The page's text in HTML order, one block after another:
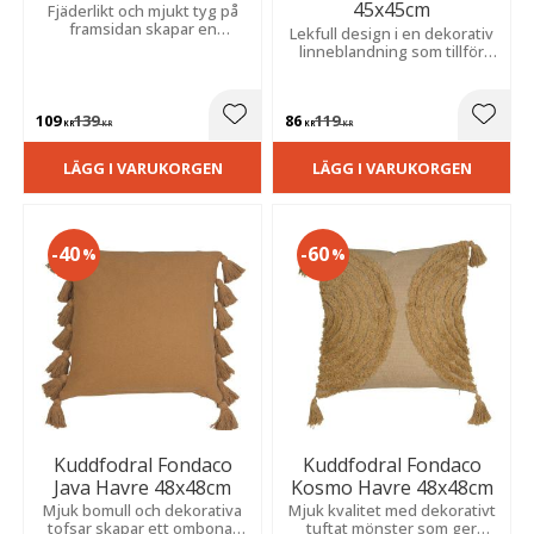
Fjäderlikt och mjukt tyg på
framsidan skapar en
109KR139KR Lägg till i favoriter
LÄGG I VARUKORGEN
45x45cm
Lekfull design i en dekorativ
linneblandning som tillför
86 KR119KR
LÄGG I VARUKORGEN
Kuddfodral Fondaco
Java Havre 48x48cm
Mjuk bomull och dekorativa
tofsar skapar ett ombonat
40%
Kuddfodral Fondaco
Kosmo Havre 48x48cm
Mjuk kvalitet med dekorativt
tuftat mönster som ger
60%